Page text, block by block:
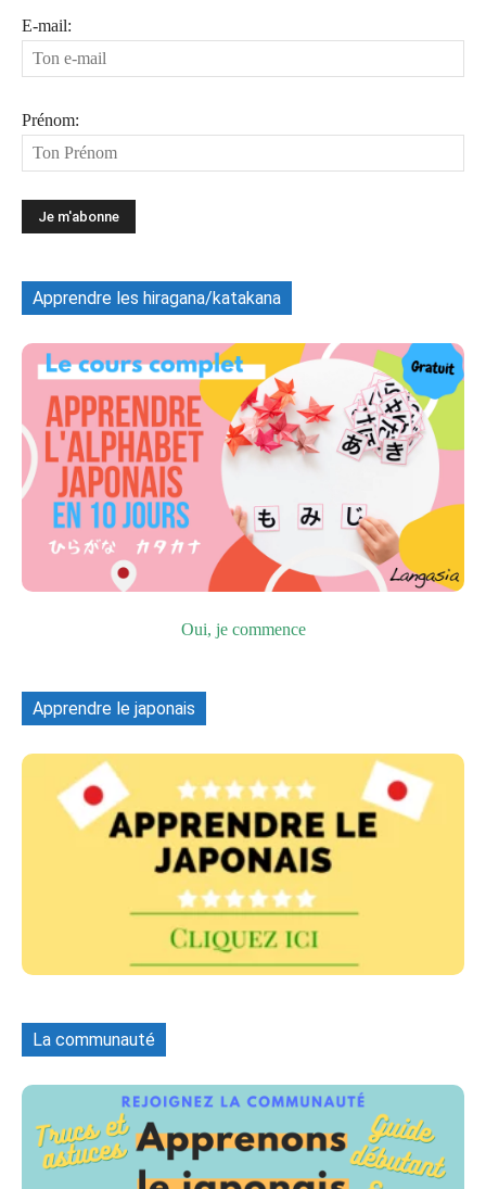
E-mail:
Prénom:
Apprendre les hiragana/katakana
Oui, je commence
Apprendre le japonais
La communauté